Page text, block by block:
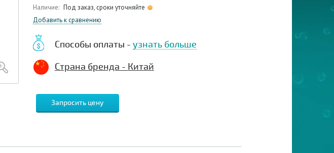
Наличие: Под заказ, сроки уточняйте
Добавить к сравнению
Способы оплаты - узнать больше
Страна бренда - Китай
Запросить цену